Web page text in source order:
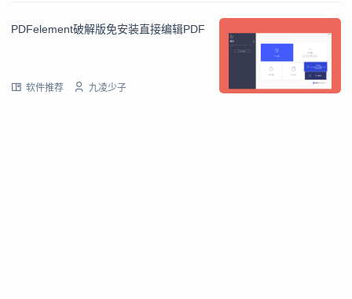
PDFelement破解版免安装直接编辑PDF
软件推荐 九凌少子